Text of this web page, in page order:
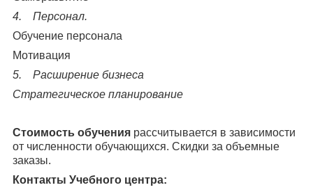
4. Персонал.
Обучение персонала
Мотивация
5. Расширение бизнеса
Стратегическое планирование
Стоимость обучения рассчитывается в зависимости
от численности обучающихся. Скидки за объемные
заказы.
Контакты Учебного центра: